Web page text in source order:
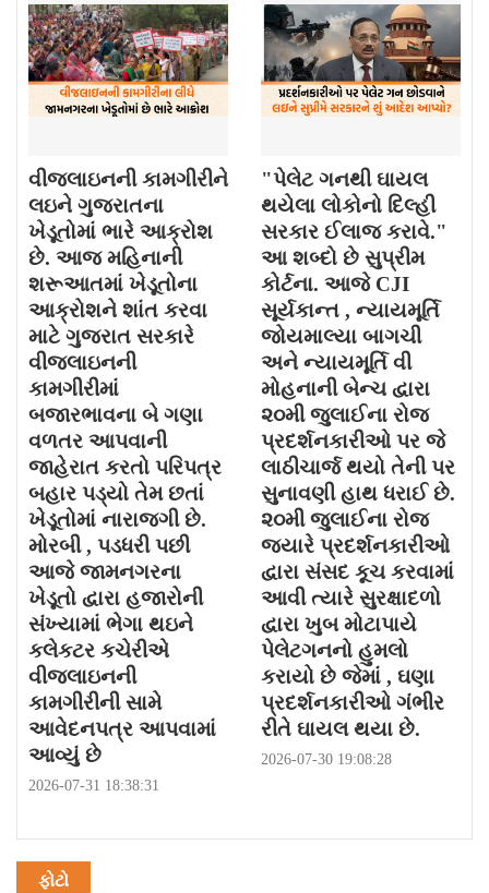
વીજલાઇનની કામગીરીને
લઇને ગુજરાતના
ખેડૂતોમાં ભારે આક્રોશ
છે. આજ મહિનાની
શરૂઆતમાં ખેડૂતોના
આક્રોશને શાંત કરવા
માટે ગુજરાત સરકારે
વીજલાઇનની
કામગીરીમાં
બજારભાવના બે ગણા
વળતર આપવાની
જાહેરાત કરતો પરિપત્ર
બહાર પડ્યો તેમ છતાં
ખેડૂતોમાં નારાજગી છે.
મોરબી , પડધરી પછી
આજે જામનગરના
ખેડૂતો દ્વારા હજારોની
સંખ્યામાં ભેગા થઇને
કલેકટર કચેરીએ
વીજલાઇનની
કામગીરીની સામે
આવેદનપત્ર આપવામાં
આવ્યું છે
2026-07-31 18:38:31
"પેલેટ ગનથી ઘાયલ
થયેલા લોકોનો દિલ્હી
સરકાર ઈલાજ કરાવે."
આ શબ્દો છે સુપ્રીમ
કોર્ટના. આજે CJI
સૂર્યકાન્ત , ન્યાયમૂર્તિ
જોયમાલ્યા બાગચી
અને ન્યાયમૂર્તિ વી
મોહનાની બેન્ચ દ્વારા
૨૦મી જુલાઈના રોજ
પ્રદર્શનકારીઓ પર જે
લાઠીચાર્જ થયો તેની પર
સુનાવણી હાથ ધરાઈ છે.
૨૦મી જુલાઈના રોજ
જયારે પ્રદર્શનકારીઓ
દ્વારા સંસદ કૂચ કરવામાં
આવી ત્યારે સુરક્ષાદળો
દ્વારા ખુબ મોટાપાયે
પેલેટગનનો હુમલો
કરાયો છે જેમાં , ઘણા
પ્રદર્શનકારીઓ ગંભીર
રીતે ઘાયલ થયા છે.
2026-07-30 19:08:28
ફોટો